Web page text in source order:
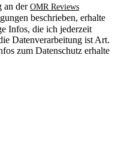
an derOMR Reviews
beschrieben, erhalte
Infos, die ich jederzeit
Datenverarbeitung ist Art.
zum Datenschutz erhalte